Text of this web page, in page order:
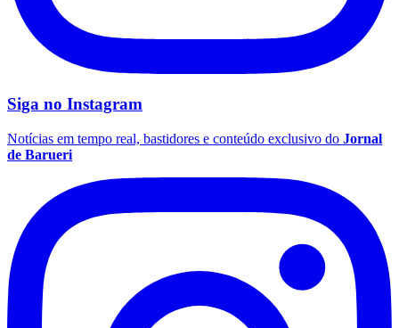
Siga no Instagram
Notícias em tempo real, bastidores e conteúdo exclusivo do Jornal
de Barueri